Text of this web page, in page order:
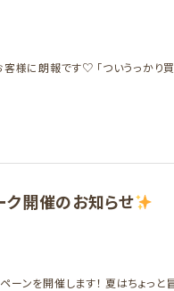
客様に朗報です♡ 「ついうっか
ク開催のお知らせ
ーンを開催します！ 夏はちょっ